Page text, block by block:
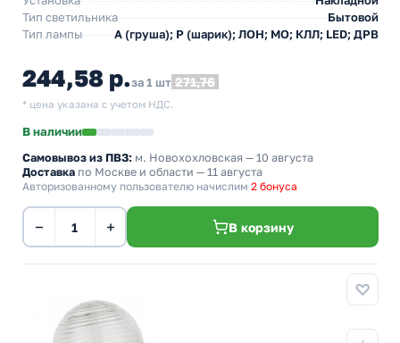
Тип светильника
Бытовой
Тип лампы
A (груша); P (шарик); ЛОН; МО; КЛЛ; LED; ДРВ
244,58 р.за 1 шт 271,76
* цена указана с учетом НДС.
В наличии
Самовывоз из ПВЗ: м. Новохохловская — 10 августа
Доставка по Москве и области — 11 августа
Авторизованному пользователю начислим 2 бонуса
− + В корзину